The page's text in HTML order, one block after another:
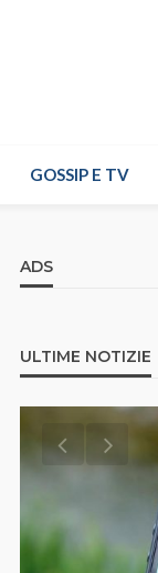
GOSSIP E TV
ADS
ULTIME NOTIZIE